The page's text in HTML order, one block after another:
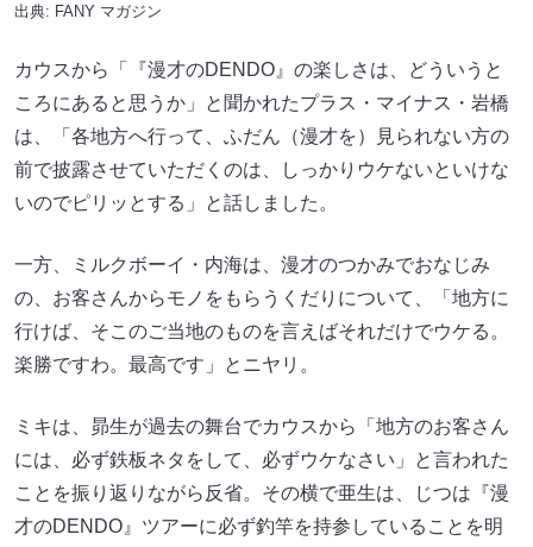
出典: FANY マガジン
カウスから「『漫才のDENDO』の楽しさは、どういうと
ころにあると思うか」と聞かれたプラス・マイナス・岩橋
は、「各地方へ行って、ふだん（漫才を）見られない方の
前で披露させていただくのは、しっかりウケないといけな
いのでピリッとする」と話しました。
一方、ミルクボーイ・内海は、漫才のつかみでおなじみ
の、お客さんからモノをもらうくだりについて、「地方に
行けば、そこのご当地のものを言えばそれだけでウケる。
楽勝ですわ。最高です」とニヤリ。
ミキは、昴生が過去の舞台でカウスから「地方のお客さん
には、必ず鉄板ネタをして、必ずウケなさい」と言われた
ことを振り返りながら反省。その横で亜生は、じつは『漫
才のDENDO』ツアーに必ず釣竿を持参していることを明